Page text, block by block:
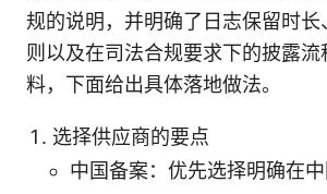
规的说明，并明确了日志保留时长
则以及在司法合规要求下的披露流
料，下面给出具体落地做法。
选择供应商的要点
中国备案：优先选择明确在